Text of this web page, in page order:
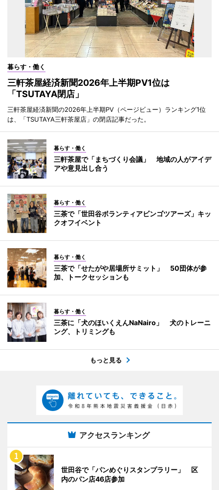
暮らす・働く
三軒茶屋経済新聞2026年上半期PV1位は
「TSUTAYA閉店」
三軒茶屋経済新聞の2026年上半期PV（ページビュー）ランキング1位
は、「TSUTAYA三軒茶屋店」の閉店記事だった。
暮らす・働く
三軒茶屋で「まちづくり会議」 地域の人がアイデ
アや意見出し合う
暮らす・働く
三茶で「世田谷ボランティアビンゴツアーズ」キッ
クオフイベント
暮らす・働く
三茶で「せたがや居場所サミット」 50団体が参
加、トークセッションも
暮らす・働く
三茶に「犬のほいくえんNaNairo」 犬のトレーニ
ング、トリミングも
もっと見る
アクセスランキング
世田谷で「パンめぐりスタンプラリー」 区
内のパン店46店参加